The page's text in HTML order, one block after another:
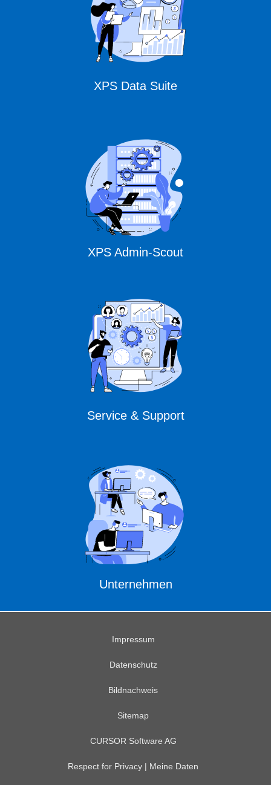
XPS Data Suite
XPS Admin-Scout
Service & Support
Unternehmen
Impressum
Datenschutz
Bildnachweis
Sitemap
CURSOR Software AG
Respect for Privacy | Meine Daten